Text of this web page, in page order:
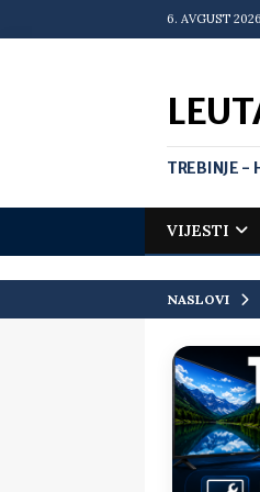
6. AVGUST
TREBINJE -
VIJESTI
NASLOVI